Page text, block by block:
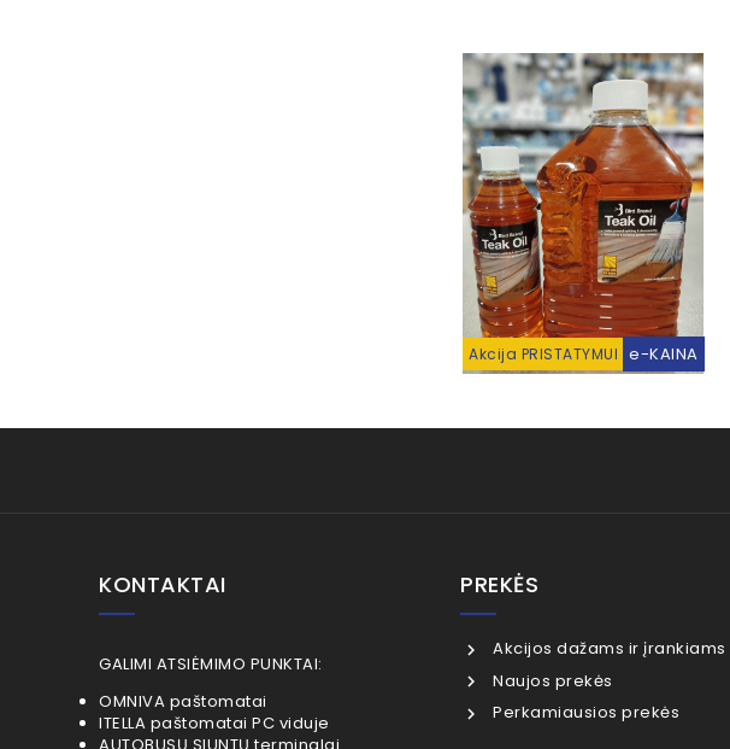
Akcija PRISTATYMUI e-KAINA
KONTAKTAI
GALIMI ATSIĖMIMO PUNKTAI:
OMNIVA paštomatai
ITELLA paštomatai PC viduje
PREKĖS
Akcijos dažams ir įrankiams
Naujos prekės
Perkamiausios prekės